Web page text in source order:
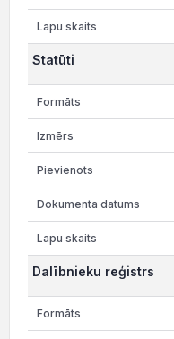
Statūti
Dalībnieku reģistrs